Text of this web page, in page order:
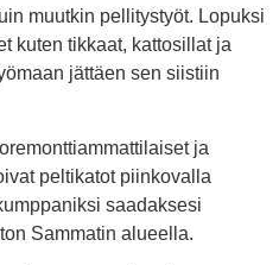
muutkin pellitystyöt. Lopuksi
kuten tikkaat, kattosillat ja
jättäen sen siistiin
ja
peltikatot piinkovalla
saadaksesi
Sammatin alueella.